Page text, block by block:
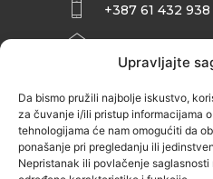
Upravljajte
Da bismo pružili najbolje iskustvo,
za čuvanje i/ili pristup informacijama
tehnologijama će nam omogućiti da
ponašanje pri pregledanju ili
Nepristanak ili povlačenje
+387 61 432 938
ZENIČANKA, 3.